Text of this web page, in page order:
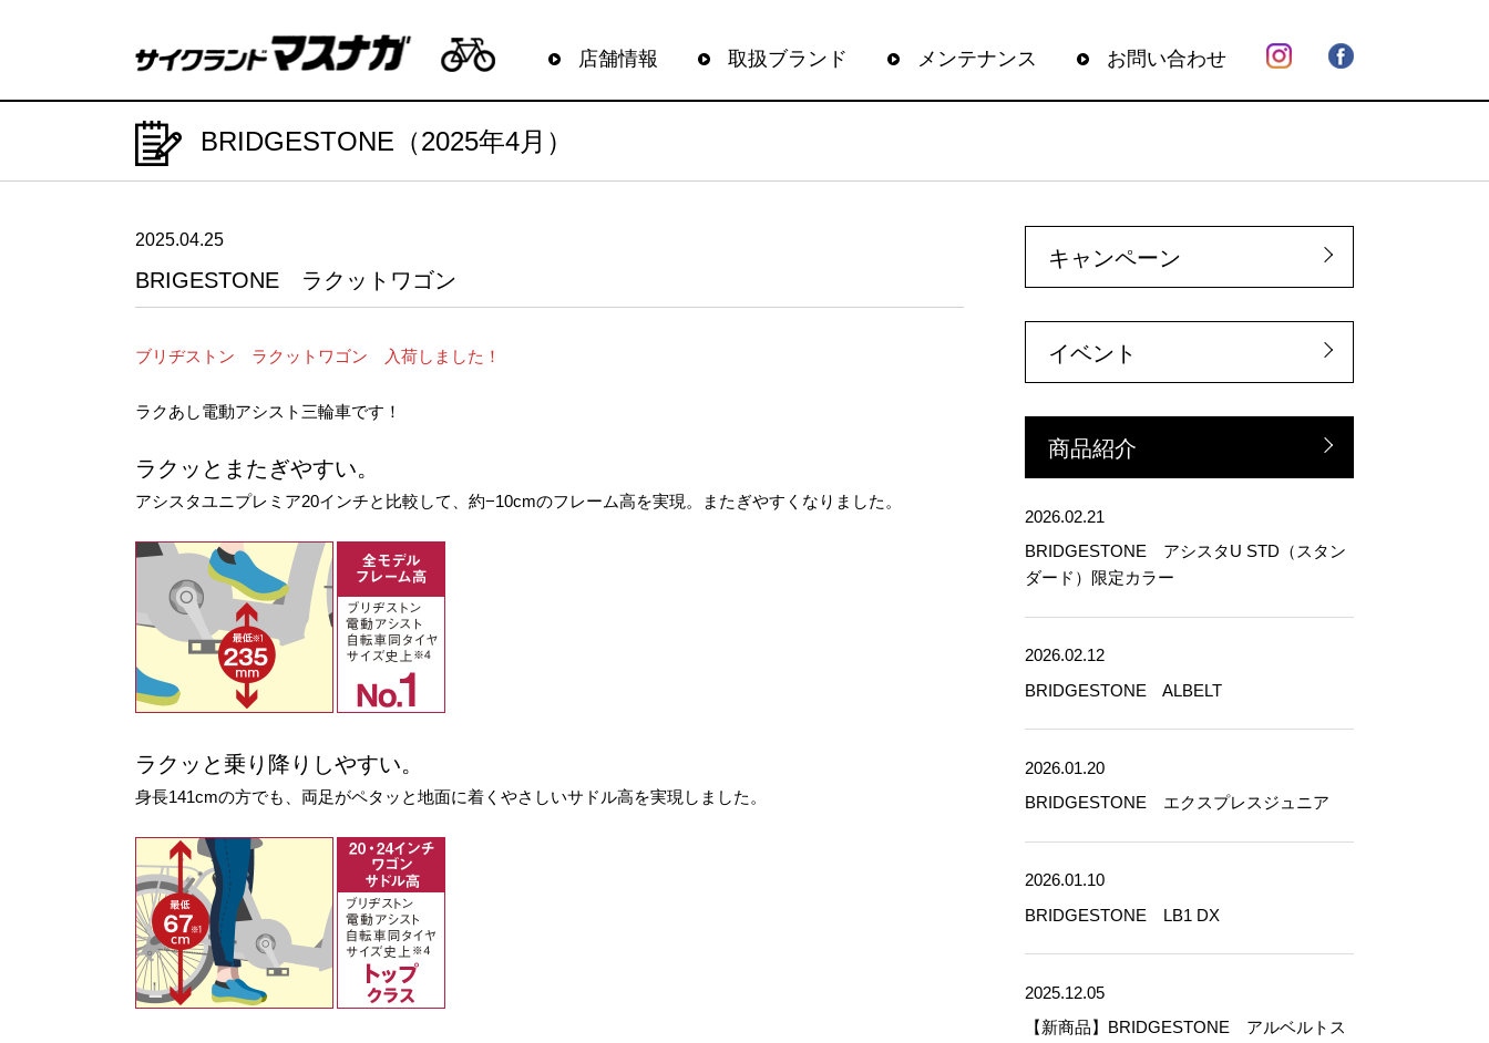
店舗情報 取扱ブランド メンテナンス お問い合わせ
BRIDGESTONE（2025年4月）
2025.04.25
BRIGESTONE ラクットワゴン
ブリヂストン ラクットワゴン 入荷しました！
ラクあし電動アシスト三輪車です！
ラクッとまたぎやすい。
アシスタユニプレミア20インチと比較して、約−10cmのフレーム高を実現。またぎやすくなりました。
ラクッと乗り降りしやすい。
身長141cmの方でも、両足がペタッと地面に着くやさしいサドル高を実現しました。
キャンペーン
イベント
商品紹介
2026.02.21
BRIDGESTONE アシスタU STD（スタン
ダード）限定カラー
2026.02.12
BRIDGESTONE ALBELT
2026.01.20
BRIDGESTONE エクスプレスジュニア
2026.01.10
BRIDGESTONE LB1 DX
2025.12.05
【新商品】BRIDGESTONE アルベルトス